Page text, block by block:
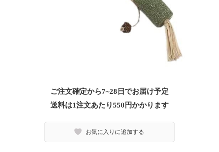
ご注文確定から7~28日でお届け予定
送料は1注文あたり550 円かかります
お気に入りに追加する